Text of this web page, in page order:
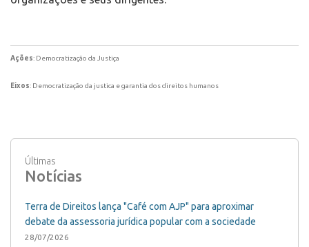
Ações: Democratização da Justiça
Eixos: Democratização da justica e garantia dos direitos humanos
Últimas
Notícias
Terra de Direitos lança "Café com AJP" para aproximar
debate da assessoria jurídica popular com a sociedade
28/07/2026